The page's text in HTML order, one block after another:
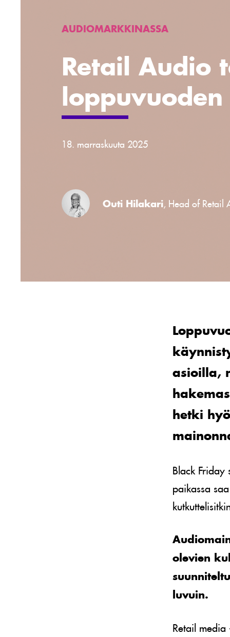
AUDIOMARKKINASSA
Retail Audio
18. marraskuuta 2025
Outi Hilakari, Head of Retail
asioilla,
hetki
Black
paikassa
olevien
luvuin.
Retail